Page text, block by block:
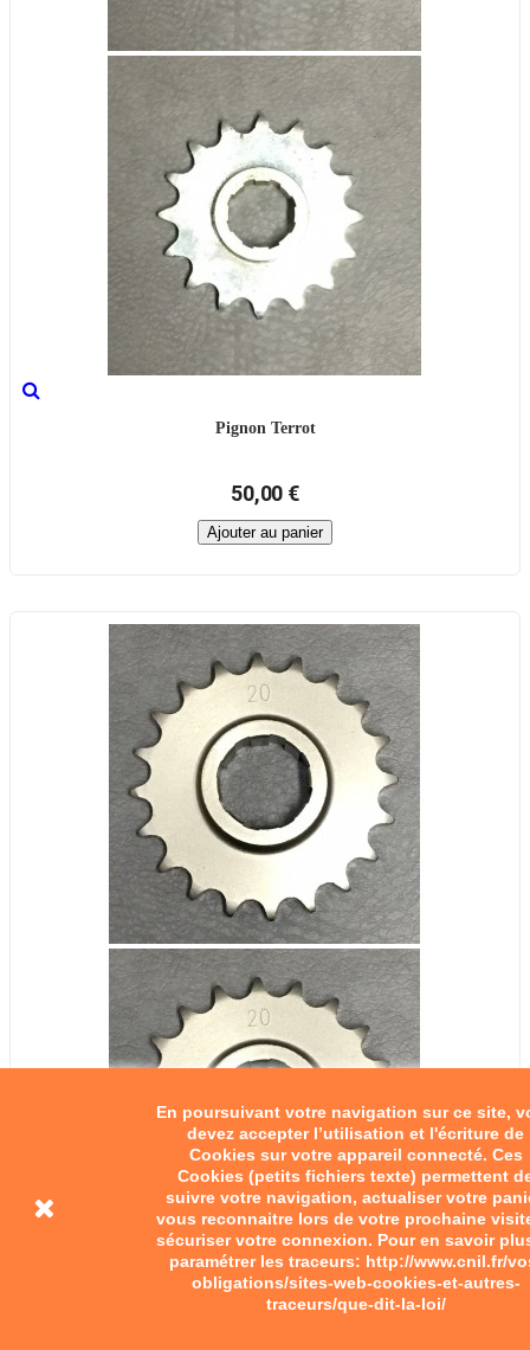
En poursuivant votre navigation sur ce site,
devez accepter l’utilisation et l'écriture de
Cookies sur votre appareil connecté. Ces
Cookies (petits fichiers texte) permettent
suivre votre navigation, actualiser votre
vous reconnaitre lors de votre prochaine
sécuriser votre connexion. Pour en savoir
paramétrer les traceurs: http://www.cnil.fr/
obligations/sites-web-cookies-et-autres-
traceurs/que-dit-la-loi/
Pignon Terrot
50,00 €
Ajouter au panier